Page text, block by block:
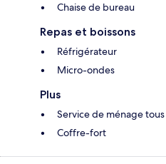
Chaise de bureau
Repas et boissons
Réfrigérateur
Micro-ondes
Plus
Service de ménage tous
Coffre-fort